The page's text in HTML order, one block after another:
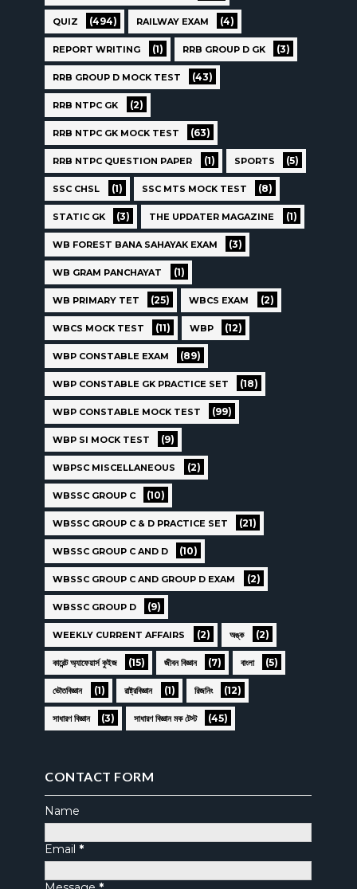
QUIZ (494) RAILWAY EXAM (4)
REPORT WRITING (1) RRB GROUP D GK (3)
RRB GROUP D MOCK TEST (43)
RRB NTPC GK (2)
RRB NTPC GK MOCK TEST (63)
RRB NTPC QUESTION PAPER (1) SPORTS (5)
SSC CHSL (1) SSC MTS MOCK TEST (8)
STATIC GK (3) THE UPDATER MAGAZINE (1)
WB FOREST BANA SAHAYAK EXAM (3)
WB GRAM PANCHAYAT (1)
WB PRIMARY TET (25) WBCS EXAM (2)
WBCS MOCK TEST (11) WBP (12)
WBP CONSTABLE EXAM (89)
WBP CONSTABLE GK PRACTICE SET (18)
WBP CONSTABLE MOCK TEST (99)
WBP SI MOCK TEST (9)
WBPSC MISCELLANEOUS (2)
WBSSC GROUP C (10)
WBSSC GROUP C & D PRACTICE SET (21)
WBSSC GROUP C AND D (10)
WBSSC GROUP C AND GROUP D EXAM (2)
WBSSC GROUP D (9)
WEEKLY CURRENT AFFAIRS (2) অঙ্ক (2)
কারেন্ট অ্যাফেয়ার্স কুইজ (15) জীবন বিজ্ঞান (7) বাংলা (5)
ভৌতবিজ্ঞান (1) রাষ্ট্রবিজ্ঞান (1) রিজনিং (12)
সাধারণ বিজ্ঞান (3) সাধারণ বিজ্ঞান মক টেস্ট (45)
CONTACT FORM
Name
Email *